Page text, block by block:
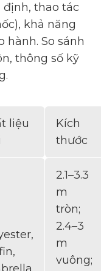
định, thao tác
khả năng
hành. So sánh
thông số kỹ
liệu
Kích
thước
2.1–3.3
m
tròn;
2.4–3
m
vuông;